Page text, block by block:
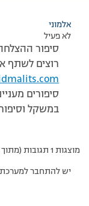
אלמוני
לא פעיל
סיפור
רוצים לשתף
סיפורים
במשקל
מוצגות 1 תגובות (מתוך 1 סה״כ)
יש להתחבר למערכת